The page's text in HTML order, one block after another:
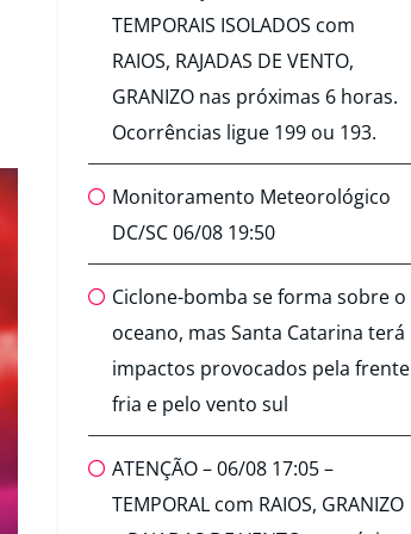
TEMPORAIS ISOLADOS com
RAIOS, RAJADAS DE VENTO,
GRANIZO nas próximas 6 horas.
Ocorrências ligue 199 ou 193.
Monitoramento Meteorológico
DC/SC 06/08 19:50
Ciclone-bomba se forma sobre o
oceano, mas Santa Catarina terá
impactos provocados pela frente
fria e pelo vento sul
ATENÇÃO – 06/08 17:05 –
TEMPORAL com RAIOS, GRANIZO